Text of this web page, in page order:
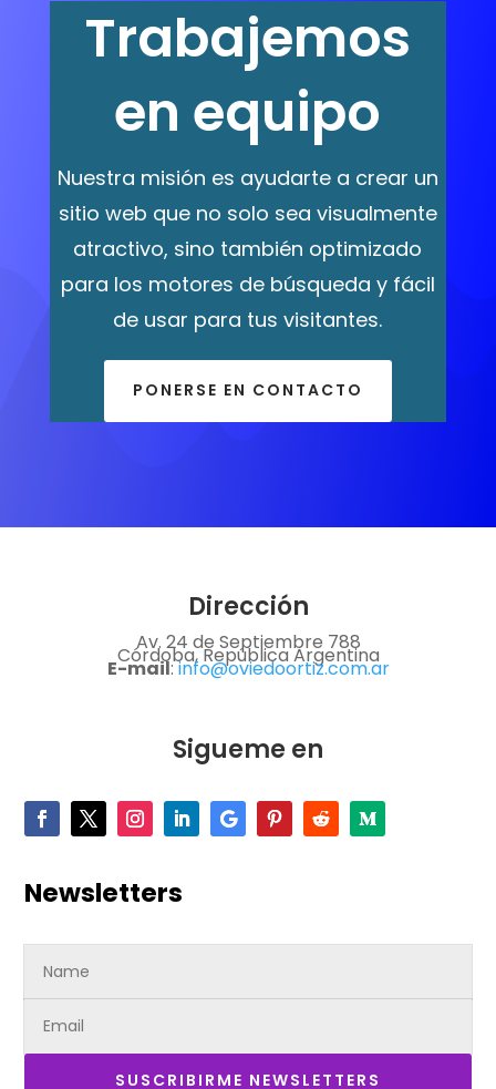
Trabajemos
en equipo
Nuestra misión es ayudarte a crear un
sitio web que no solo sea visualmente
atractivo, sino también optimizado
para los motores de búsqueda y fácil
de usar para tus visitantes.
PONERSE EN CONTACTO
Dirección
Av. 24 de Septiembre 788
Córdoba, República Argentina
E-mail:info@oviedoortiz.com.ar
Sigueme en
Newsletters
SUSCRIBIRME NEWSLETTERS